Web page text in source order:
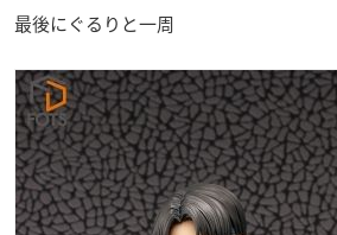
最後にぐるりと一周